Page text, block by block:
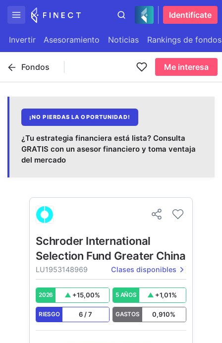
Identifícate
Invertir Asesoramiento Noticias Rankings de fondos
Fondos Me interesa
¡NO PIERDAS LA OPORTUNIDAD!
¿Tu estrategia financiera está lista? Consulta
GRATIS con un asesor financiero y toma ventaja
del mercado
Schroder International
Selection Fund Greater China
LU1953148969 Clases disponibles
2026 +15,00% 5 AÑOS +1,01%
RIESGO 6 /7 GASTOS 0,910%